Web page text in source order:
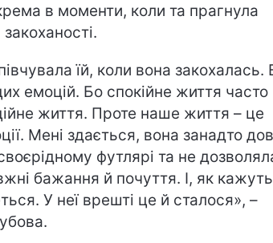
в моменти, коли та прагнула
їй, коли вона закохалась.
емоцій. Бо спокійне життя часто
життя. Проте наше життя – це
Мені здається, вона занадто
футлярі та не
бажання й почуття. І, як
У неї врешті це й сталося», –